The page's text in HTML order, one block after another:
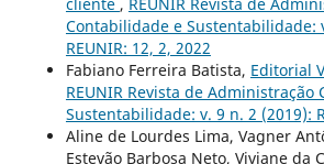
Contabilidade e Sustentabilidade:
REUNIR: 12, 2, 2022
Fabiano Ferreira Batista, Editorial
REUNIR Revista de Administração
Sustentabilidade: v. 9 n. 2 (2019):
Aline de Lourdes Lima, Vagner
Estevão Barbosa Neto, Viviane da